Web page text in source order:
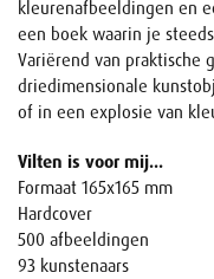
kleurenafbeeldingen en
een boek waarin je
Variërend van praktische
driedimensionale
of in een explosie van
Vilten is voor mij...
Formaat 165x165 mm
Hardcover
500 afbeeldingen
93 kunstenaars